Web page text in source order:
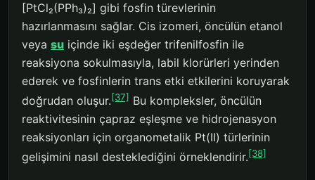
[PtCl₂(PPh₃)₂] gibi fosfin türevlerinin
hazırlanmasını sağlar. Cis izomeri, öncülün etanol
veya su içinde iki eşdeğer trifenilfosfin ile
reaksiyona sokulmasıyla, labil klorürleri yerinden
ederek ve fosfinlerin trans etki etkilerini koruyarak
doğrudan oluşur.[37] Bu kompleksler, öncülün
reaktivitesinin çapraz eşleşme ve hidrojenasyon
reaksiyonları için organometalik Pt(II) türlerinin
gelişimini nasıl desteklediğini örneklendirir.[38]